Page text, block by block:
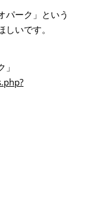
パーク」という
いです。